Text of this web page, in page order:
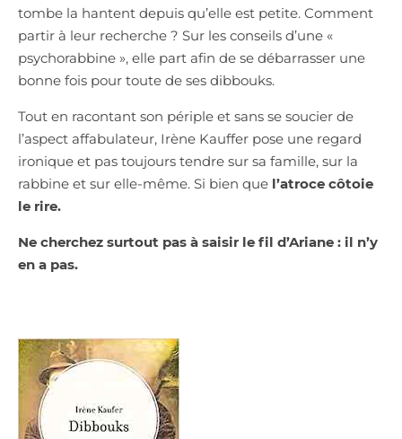
tombe la hantent depuis qu’elle est petite. Comment
partir à leur recherche ? Sur les conseils d’une «
psychorabbine », elle part afin de se débarrasser une
bonne fois pour toute de ses dibbouks.
Tout en racontant son périple et sans se soucier de
l’aspect affabulateur, Irène Kauffer pose une regard
ironique et pas toujours tendre sur sa famille, sur la
rabbine et sur elle-même. Si bien que l’atroce côtoie
le rire.
Ne cherchez surtout pas à saisir le fil d’Ariane : il n’y
en a pas.